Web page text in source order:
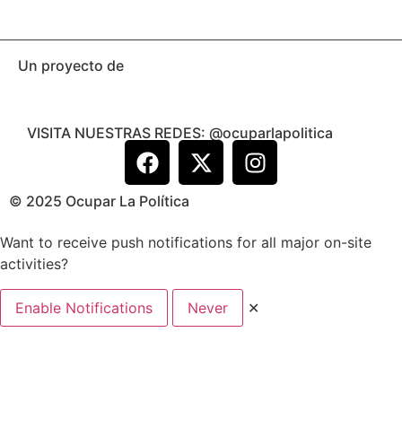
Un proyecto de
VISITA NUESTRAS REDES: @ocuparlapolitica
© 2025 Ocupar La Política
Want to receive push notifications for all major on-site
activities?
Enable Notifications Never ✕